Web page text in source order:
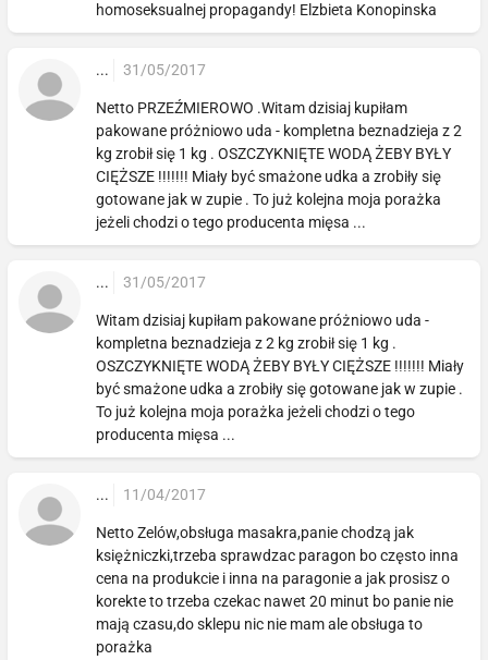
homoseksualnej propagandy! Elzbieta Konopinska
... 31/05/2017
Netto PRZEŹMIEROWO .Witam dzisiaj kupiłam
pakowane próżniowo uda - kompletna beznadzieja z 2
kg zrobił się 1 kg . OSZCZYKNIĘTE WODĄ ŻEBY BYŁY
CIĘŻSZE !!!!!!! Miały być smażone udka a zrobiły się
gotowane jak w zupie . To już kolejna moja porażka
jeżeli chodzi o tego producenta mięsa ...
... 31/05/2017
Witam dzisiaj kupiłam pakowane próżniowo uda -
kompletna beznadzieja z 2 kg zrobił się 1 kg .
OSZCZYKNIĘTE WODĄ ŻEBY BYŁY CIĘŻSZE !!!!!!! Miały
być smażone udka a zrobiły się gotowane jak w zupie .
To już kolejna moja porażka jeżeli chodzi o tego
producenta mięsa ...
... 11/04/2017
Netto Zelów,obsługa masakra,panie chodzą jak
księżniczki,trzeba sprawdzac paragon bo często inna
cena na produkcie i inna na paragonie a jak prosisz o
korekte to trzeba czekac nawet 20 minut bo panie nie
mają czasu,do sklepu nic nie mam ale obsługa to
porażka